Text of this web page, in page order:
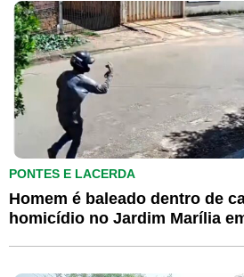
PONTES E LACERDA
Homem é baleado dentro de
homicídio no Jardim Marília